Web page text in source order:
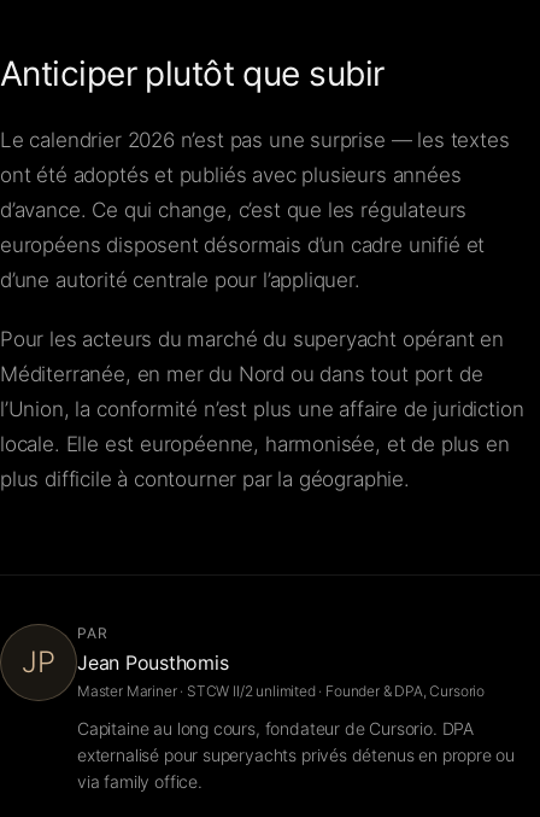
Anticiper plutôt que subir
Le calendrier 2026 n’est pas une surprise — les textes
ont été adoptés et publiés avec plusieurs années
d’avance. Ce qui change, c’est que les régulateurs
européens disposent désormais d’un cadre unifié et
d’une autorité centrale pour l’appliquer.
Pour les acteurs du marché du superyacht opérant en
Méditerranée, en mer du Nord ou dans tout port de
l’Union, la conformité n’est plus une affaire de juridiction
locale. Elle est européenne, harmonisée, et de plus en
plus difficile à contourner par la géographie.
JP
PAR
Jean Pousthomis
Master Mariner · STCW II/2 unlimited · Founder & DPA, Cursorio
Capitaine au long cours, fondateur de Cursorio. DPA
externalisé pour superyachts privés détenus en propre ou
via family office.